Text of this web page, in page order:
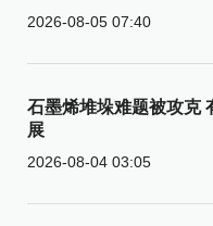
2026-08-05 07:40
石墨烯堆垛难题被攻克
展
2026-08-04 03:05